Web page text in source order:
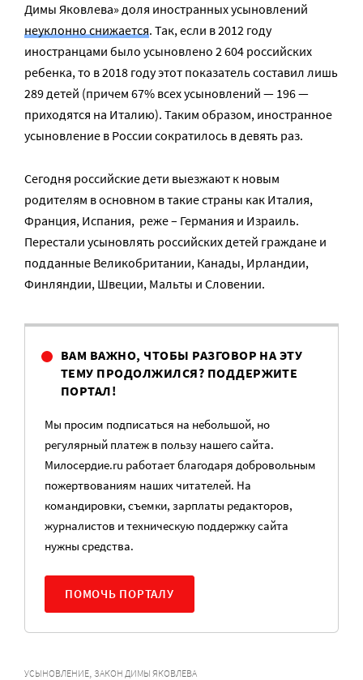
Димы Яковлева» доля иностранных усыновлений
неуклонно снижается. Так, если в 2012 году
иностранцами было усыновлено 2 604 российских
ребенка, то в 2018 году этот показатель составил лишь
289 детей (причем 67% всех усыновлений — 196 —
приходятся на Италию). Таким образом, иностранное
усыновление в России сократилось в девять раз.
Сегодня российские дети выезжают к новым
родителям в основном в такие страны как Италия,
Франция, Испания, реже – Германия и Израиль.
Перестали усыновлять российских детей граждане и
подданные Великобритании, Канады, Ирландии,
Финляндии, Швеции, Мальты и Словении.
ВАМ ВАЖНО, ЧТОБЫ РАЗГОВОР НА ЭТУ
ТЕМУ ПРОДОЛЖИЛСЯ? ПОДДЕРЖИТЕ
ПОРТАЛ!
Мы просим подписаться на небольшой, но
регулярный платеж в пользу нашего сайта.
Милосердие.ru работает благодаря добровольным
пожертвованиям наших читателей. На
командировки, съемки, зарплаты редакторов,
журналистов и техническую поддержку сайта
нужны средства.
ПОМОЧЬ ПОРТАЛУ
УСЫНОВЛЕНИЕ, ЗАКОН ДИМЫ ЯКОВЛЕВА